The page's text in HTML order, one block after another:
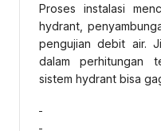
Proses instalasi
hydrant,
pengujian debit air.
dalam perhitungan
sistem hydrant bisa